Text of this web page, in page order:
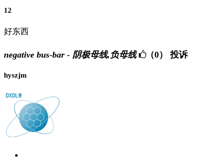
12
好东西
negative bus-bar - 阴极母线,负母线 （0） 投诉
hyszjm